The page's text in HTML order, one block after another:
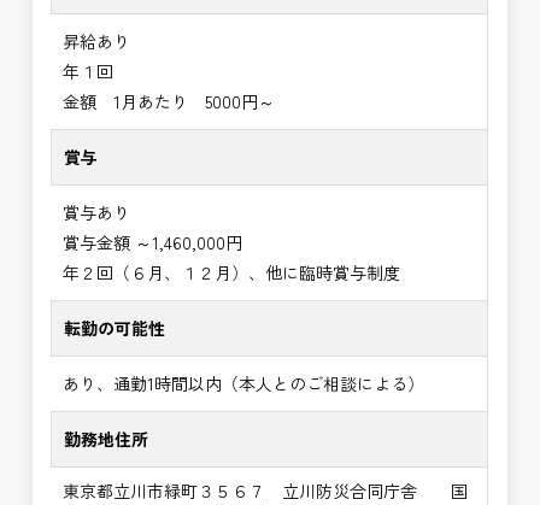
昇給あり
年１回
金額 1月あたり 5000円～
賞与
賞与あり
賞与金額 ～1,460,000円
年２回（６月、１２月）、他に臨時賞与制度
転勤の可能性
あり、通勤1時間以内（本人とのご相談による）
勤務地住所
東京都立川市緑町３５６７ 立川防災合同庁舎 国